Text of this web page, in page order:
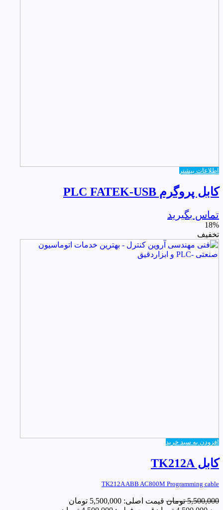
اطلاعات بیشتر
کابل پروگرم PLC FATEK-USB
تماس بگیرید
18%
تخفیف
افزودن به سبد خرید
کابل TK212A
TK212A ABB AC800M Programming cable
5,500,000 تومان
قیمت اصلی: 5,500,000 تومان